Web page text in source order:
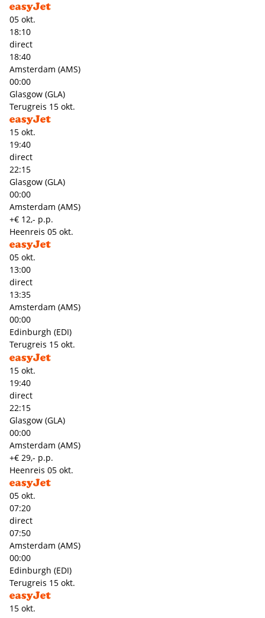
05 okt.
18:10
direct
18:40
Amsterdam (AMS)
00:00
Glasgow (GLA)
Terugreis 15 okt.
15 okt.
19:40
direct
22:15
Glasgow (GLA)
00:00
Amsterdam (AMS)
+€ 12,- p.p.
Heenreis 05 okt.
05 okt.
13:00
direct
13:35
Amsterdam (AMS)
00:00
Edinburgh (EDI)
Terugreis 15 okt.
15 okt.
19:40
direct
22:15
Glasgow (GLA)
00:00
Amsterdam (AMS)
+€ 29,- p.p.
Heenreis 05 okt.
05 okt.
07:20
direct
07:50
Amsterdam (AMS)
00:00
Edinburgh (EDI)
Terugreis 15 okt.
15 okt.